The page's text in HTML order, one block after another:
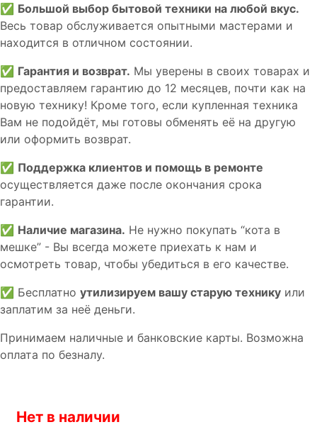
✅ Большой выбор бытовой техники на любой вкус.
Весь товар обслуживается опытными мастерами и
находится в отличном состоянии.
✅ Гарантия и возврат. Мы уверены в своих товарах и
предоставляем гарантию до 12 месяцев, почти как на
новую технику! Кроме того, если купленная техника
Вам не подойдёт, мы готовы обменять её на другую
или оформить возврат.
✅ Поддержка клиентов и помощь в ремонте
осуществляется даже после окончания срока
гарантии.
✅ Наличие магазина. Не нужно покупать “кота в
мешке” - Вы всегда можете приехать к нам и
осмотреть товар, чтобы убедиться в его качестве.
✅ Бесплатно утилизируем вашу старую технику или
заплатим за неё деньги.
Принимаем наличные и банковские карты. Возможна
оплата по безналу.
Нет в наличии